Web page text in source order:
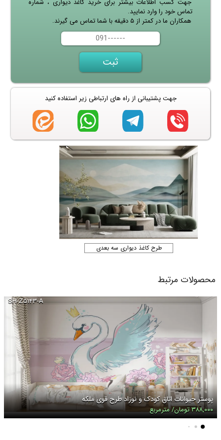
جهت کسب اطلاعات بیشتر برای خرید کاغذ دیواری ، شماره
تماس خود را وارد نمایید.
همکاران ما در کمتر از ۵ دقیقه با شما تماس می گیرند.
جهت پشتیبانی از راه های ارتباطی زیر استفاده کنید
طرح کاغذ دیواری سه بعدی
محصولات مرتبط
SH-Z۵۱۴۳-A
پوستر حیوانات اتاق کودک و نوزاد طرح قوی ملکه
۳۸۸,۰۰۰ تومان/ مترمربع